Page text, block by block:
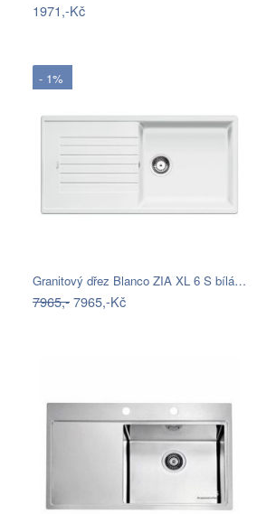
1971,-Kč
- 1%
Granitový dřez Blanco ZIA XL 6 S bílá…
7965,-7965,-Kč